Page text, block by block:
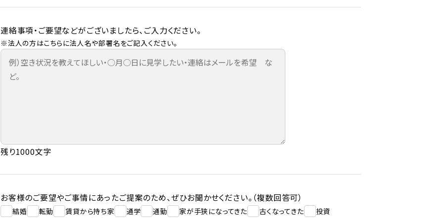
連絡事項・ご要望などがございましたら、ご入力ください。
※法人の方はこちらに法人名や部署名をご記入ください。
残り1000文字
お客様のご要望やご事情にあったご提案のため、ぜひお聞かせください。（複数回答可）
結婚 転勤 賃貸から持ち家 通学 通勤 家が手狭になってきた 古くなってきた
投資